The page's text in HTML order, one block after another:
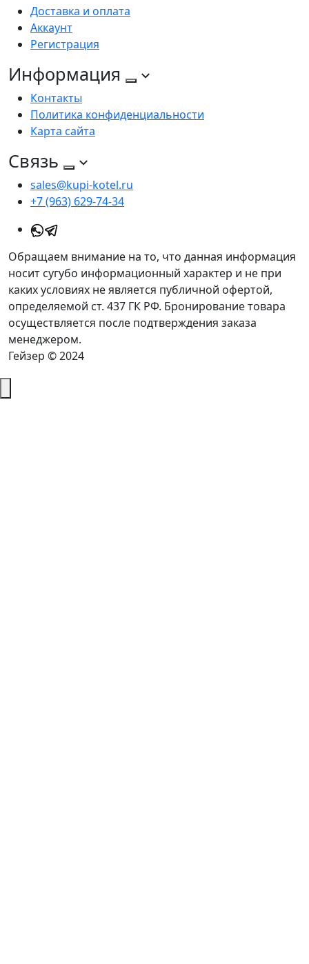
Доставка и оплата
Аккаунт
Регистрация
Информация
Контакты
Политика конфиденциальности
Карта сайта
Связь
sales@kupi-kotel.ru
+7 (963) 629-74-34
Обращаем внимание на то, что данная информация
носит сугубо информационный характер и не при
каких условиях не является публичной офертой,
определяемой ст. 437 ГК РФ. Бронирование товара
осуществляется после подтверждения заказа
менеджером.
Гейзер © 2024